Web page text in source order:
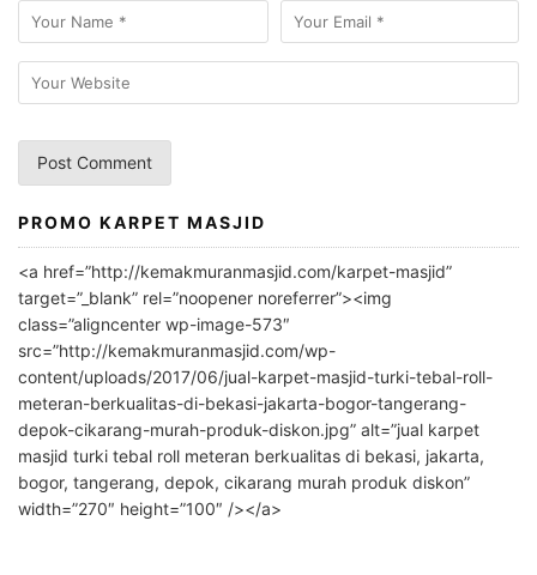
A
l
r
n
a
t
i
v
PROMO KARPET MASJID
<a href=”http://kemakmuranmasjid.com/karpet-masjid”
target=”_blank” rel=”noopener noreferrer”><img
class=”aligncenter wp-image-573″
src=”http://kemakmuranmasjid.com/wp-
content/uploads/2017/06/jual-karpet-masjid-turki-tebal-roll-
meteran-berkualitas-di-bekasi-jakarta-bogor-tangerang-
depok-cikarang-murah-produk-diskon.jpg” alt=”jual karpet
masjid turki tebal roll meteran berkualitas di bekasi, jakarta,
bogor, tangerang, depok, cikarang murah produk diskon”
width=”270″ height=”100″ /></a>